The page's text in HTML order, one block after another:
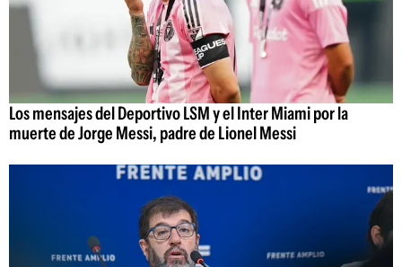
Los mensajes del Deportivo LSM y el Inter Miami por la
muerte de Jorge Messi, padre de Lionel Messi